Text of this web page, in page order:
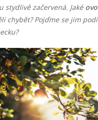
stydlivě začervená. Jaké
chybět? Pojďme se jim